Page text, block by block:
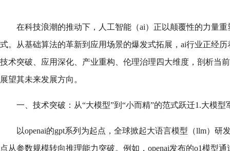
在科技浪潮的推动下，人工智能（ai）正以颠覆性的力量
式。从基础算法的革新到应用场景的爆发式拓展，ai行业正经
技术突破、应用深化、产业重构、伦理治理四大维度，剖析当
展望其未来发展方向。
一、技术突破：从“大模型”到“小而精”的范式跃迁1.大模
以openai的gpt系列为起点，全球掀起大语言模型（llm）研
点从参数规模转向推理能力突破。例如，openai发布的o1模型